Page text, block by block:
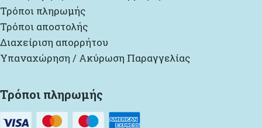
Τρόποι πληρωμής
Τρόποι αποστολής
Διαχείριση απορρήτου
Υπαναχώρηση / Ακύρωση Παραγγελίας
Τρόποι πληρωμής